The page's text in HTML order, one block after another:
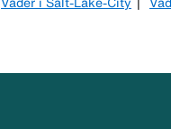
Väder i Salt-Lake-City